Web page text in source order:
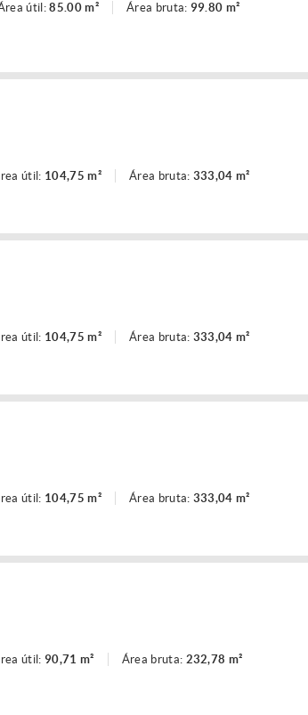
útil:85.00 m² Área bruta: 99.80 m²
útil: 104,75 m² Área bruta: 333,04 m²
útil: 104,75 m² Área bruta: 333,04 m²
útil: 104,75 m² Área bruta: 333,04 m²
útil: 90,71 m² Área bruta: 232,78 m²